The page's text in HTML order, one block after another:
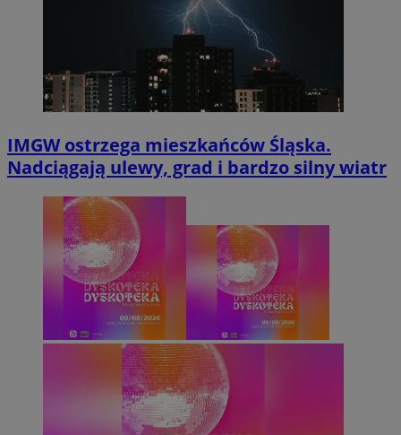
IMGW ostrzega mieszkańców Śląska.
Nadciągają ulewy, grad i bardzo silny wiatr